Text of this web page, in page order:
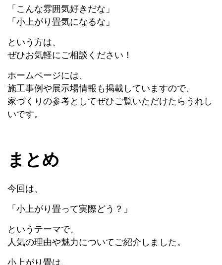
「こんな雰囲気好きだな」
「小上がり畳気になるな」
という方は、
ぜひお気軽にご相談ください！
ホームページには、
施工事例や展示場情報も掲載していますので、
家づくりの参考としてぜひご覧いただけたらうれし
いです。
まとめ
今回は、
「小上がり畳って実際どう？」
というテーマで、
人気の理由や魅力についてご紹介しました。
小上がり畳は、